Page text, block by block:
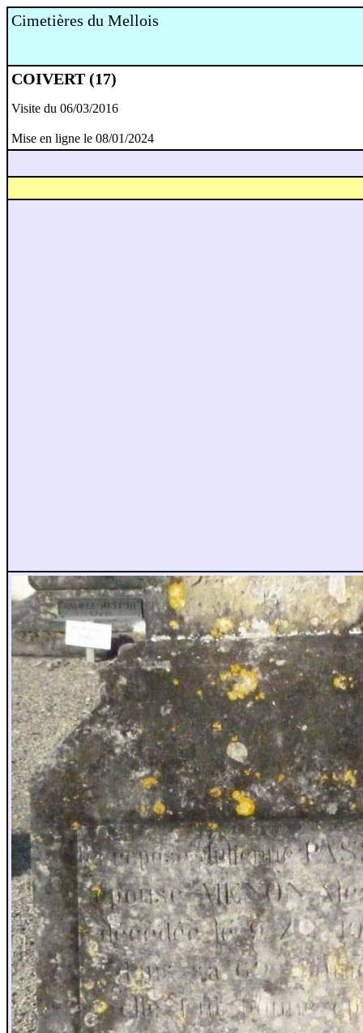
Cimetières du Mellois
COIVERT (17)
Visite du 06/03/2016
Mise en ligne le 08/01/2024